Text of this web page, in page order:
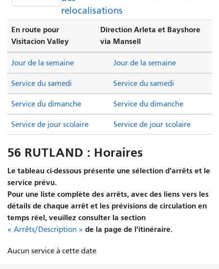
relocalisations
En route pour
Visitacion Valley
Direction Arleta et Bayshore
via Mansell
Service du samedi Service du samedi
Service du dimanche Service du dimanche
Jour de la semaine Jour de la semaine
Service de jour scolaire Service de jour scolaire
56 RUTLAND : Horaires
Le tableau ci-dessous présente une sélection d'arrêts et le
service prévu.
Pour une liste complète des arrêts, avec des liens vers les
détails de chaque arrêt et les prévisions de circulation en
temps réel, veuillez consulter la section
« Arrêts/Description » de la page de l'itinéraire.
Aucun service à cette date